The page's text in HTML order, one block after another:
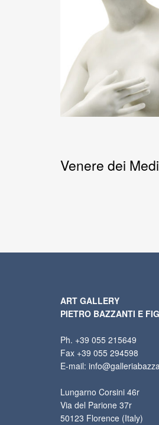
Venere dei
ART GALLERY
PIETRO BAZZANTI E
Ph. +39 055 215649
Fax +39 055 294598
E-mail:
Lungarno Corsini 46r
Via del Parione 37r
50123 Florence (Italy)